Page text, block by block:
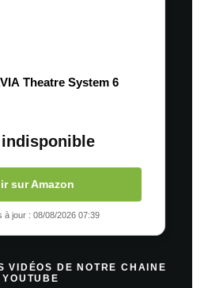
Theatre System 6
sur Amazon
à jour : 08/08/2026 07:39
VIDÉOS DE NOTRE CHAINE
YOUTUBE